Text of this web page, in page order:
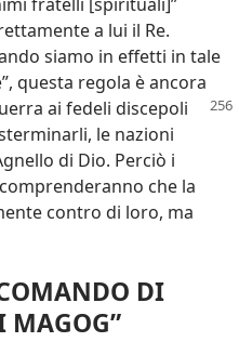
a lui il Re.
siamo in effetti in tale
questa regola è ancora
ai fedeli discepoli
le nazioni
di Dio. Perciò i
che la
contro di loro, ma
DI
MAGOG”